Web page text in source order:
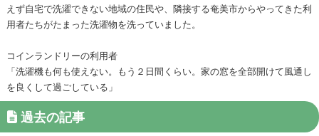
えず自宅で洗濯できない地域の住民や、隣接する奄美市からやってきた利
用者たちがたまった洗濯物を洗っていました。
コインランドリーの利用者
「洗濯機も何も使えない。もう２日間くらい。家の窓を全部開けて風通し
を良くして過ごしている」
過去の記事